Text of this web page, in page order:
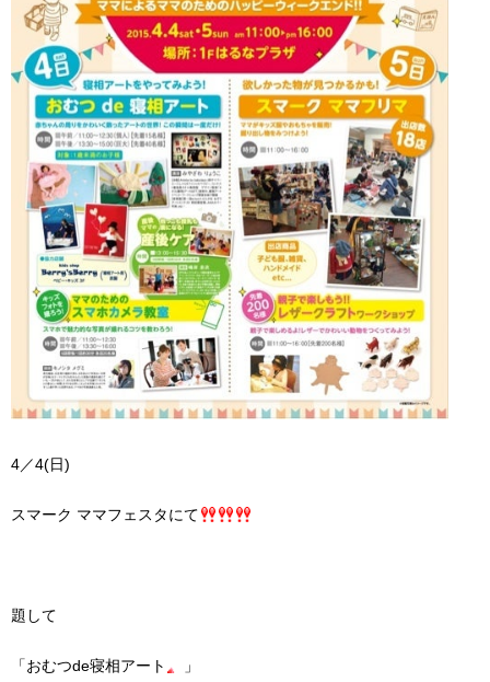
4／4(日)
スマーク ママフェスタにて
題して
「おむつde寝相アート 」